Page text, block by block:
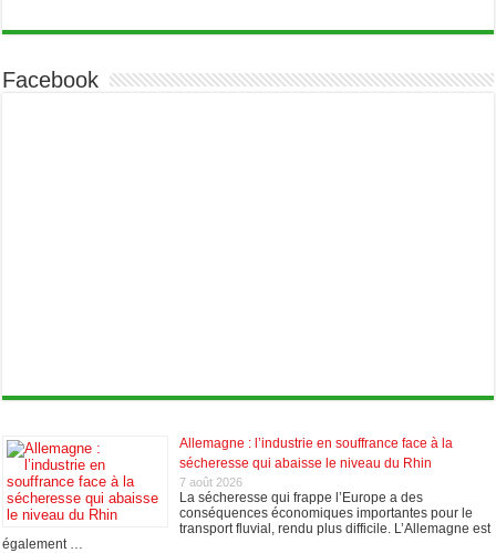
Facebook
Allemagne : l’industrie en souffrance face à la
sécheresse qui abaisse le niveau du Rhin
7 août 2026
La sécheresse qui frappe l’Europe a des
conséquences économiques importantes pour le
transport fluvial, rendu plus difficile. L’Allemagne est
également …